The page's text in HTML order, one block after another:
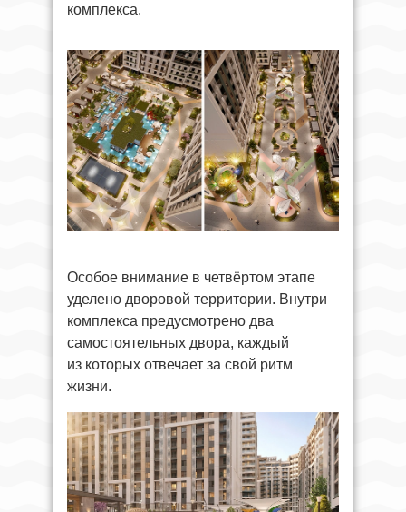
комплекса.
Особое внимание в четвёртом этапе
уделено дворовой территории. Внутри
комплекса предусмотрено два
самостоятельных двора, каждый
из которых отвечает за свой ритм
жизни.